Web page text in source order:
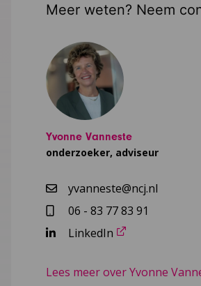
Meer weten? Neem
Yvonne Vanneste
onderzoeker, adviseur
yvanneste@ncj.nl
06 - 83 77 83 91
LinkedIn
Lees meer over Yvonne